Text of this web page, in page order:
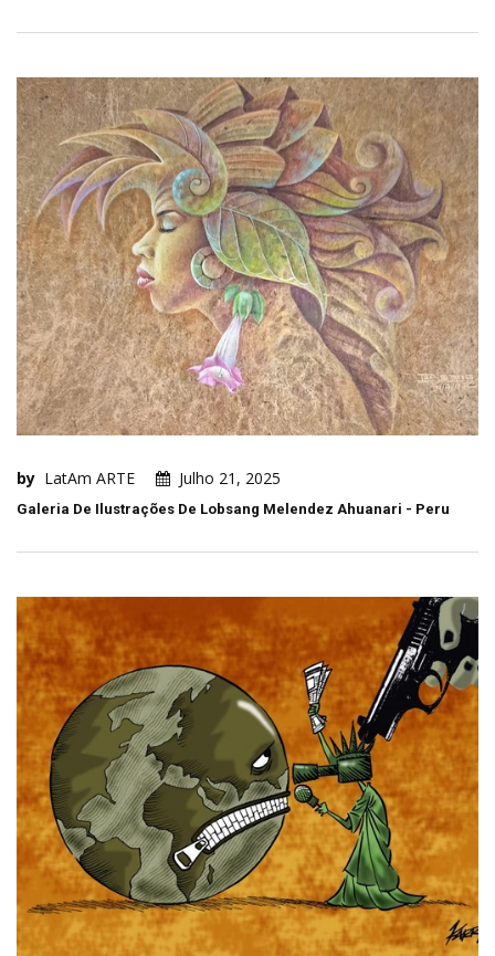
by LatAm ARTE Julho 21, 2025
Galeria De Ilustrações De Lobsang Melendez Ahuanari - Peru